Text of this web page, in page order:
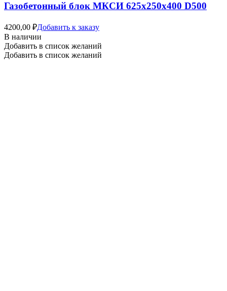
Газобетонный блок МКСИ 625х250х400 D500
4200,00 ₽Добавить к заказу
В наличии
Добавить в список желаний
Добавить в список желаний